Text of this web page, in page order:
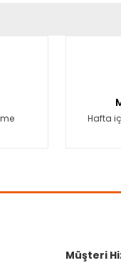
Hafta
Müşteri